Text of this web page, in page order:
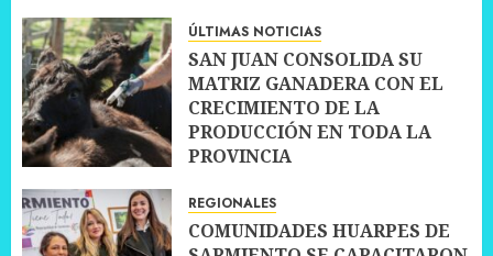
ÚLTIMAS NOTICIAS
SAN JUAN CONSOLIDA SU
MATRIZ GANADERA CON EL
CRECIMIENTO DE LA
PRODUCCIÓN EN TODA LA
PROVINCIA
REGIONALES
COMUNIDADES HUARPES DE